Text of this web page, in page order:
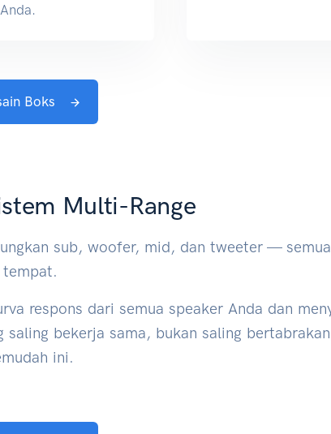
Boks
Multi-Range
sub, woofer, mid, dan tweeter —
tempat.
respons dari semua speaker Anda dan
bekerja sama, bukan saling
ini.